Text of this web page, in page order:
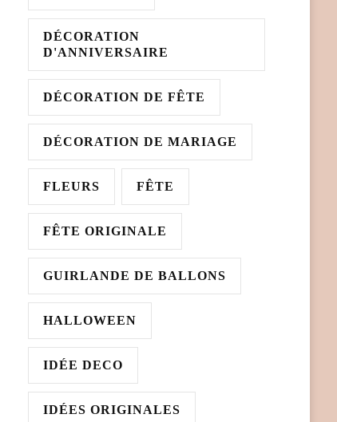
DÉCORATION
D'ANNIVERSAIRE
DÉCORATION DE FÊTE
DÉCORATION DE MARIAGE
FLEURS FÊTE
FÊTE ORIGINALE
GUIRLANDE DE BALLONS
HALLOWEEN
IDÉE DECO
IDÉES ORIGINALES